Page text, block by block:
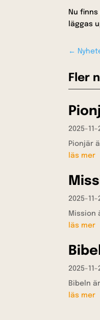
Nu
läggas
←
Fler
2025-11-
Pionjär
läs mer
2025-11-
Mission
läs mer
2025-11-
Bibeln
läs mer